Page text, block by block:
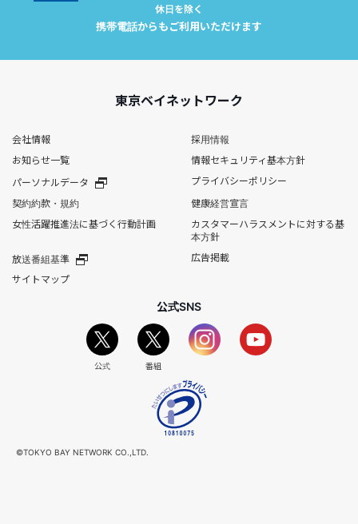
休日を除く
携帯電話からもご利用いただけます
東京ベイネットワーク
会社情報
採用情報
お知らせ一覧
情報セキュリティ基本方針
パーソナルデータ
プライバシーポリシー
契約約款・規約
健康経営宣言
女性活躍推進法に基づく行動計画
カスタマーハラスメントに対する基
本方針
放送番組基準
広告掲載
サイトマップ
公式SNS
公式 番組
©TOKYO BAY NETWORK CO.,LTD.